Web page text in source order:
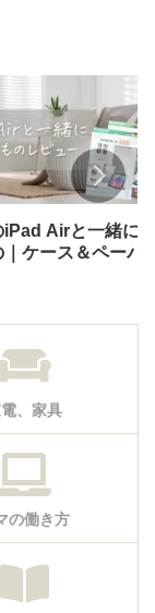
iPad Airと一緒に
｜ケース＆ペーパ
、家具
の働き方